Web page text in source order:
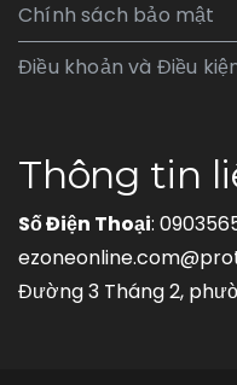
Chính sách bảo mật
Điều khoản và Điều
Thông tin
Số Điện Thoại:
Đường 3 Tháng 2,